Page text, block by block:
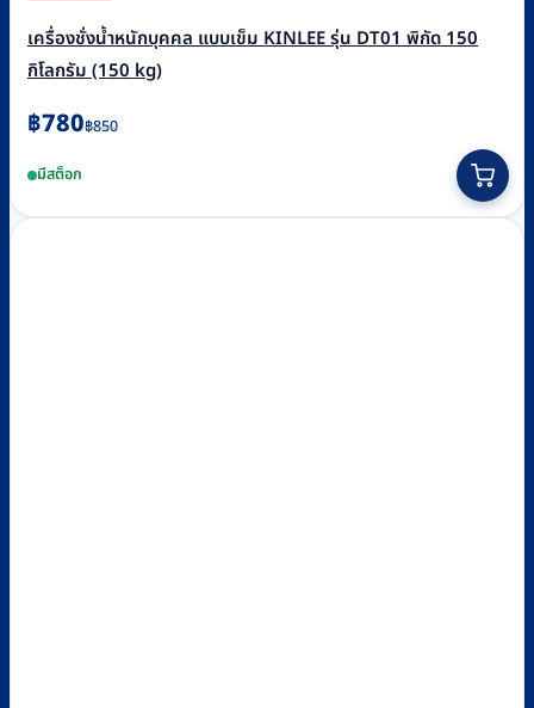
เครื่องชั่งน้ำหนักบุคคล แบบเข็ม KINLEE รุ่น DT01 พิกัด 150
กิโลกรัม (150 kg)
฿850
Original
was:
฿850.
฿780
Current
is:
฿780.
มีสต็อก